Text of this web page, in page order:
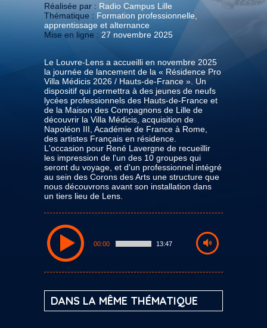
Réalisée par : Radio Campus Lille
Thématique : Formation professionnelle,
apprentissage et alternance
Mise en ligne : 27 novembre 2025
Le Louvre-Lens a accueilli en novembre 2025
la journée de lancement de la « Résidence Pro
Villa Médicis 2026 / Hauts-de-France ». Un
dispositif qui permettra à des jeunes de neufs
lycées professionnels des Hauts-de-France et
de la Maison des Compagnons de Lille de
découvrir la Villa Médicis, acquisition de
Napoléon III, Académie de France à Rome,
des artistes Français en résidence.
L'occasion pour René Lavergne de recueillir
les impression de l'un des 10 groupes qui
seront du voyage, et d'un professionnel intégré
au sein des Corons des Arts une structure que
nous découvrons avant son installation dans
un tiers lieu de Lens.
00:00 13:47
DANS LA MÊME THÉMATIQUE